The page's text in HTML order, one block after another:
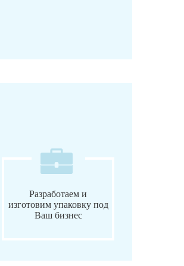
Разработаем и
изготовим упаковку под
Ваш бизнес